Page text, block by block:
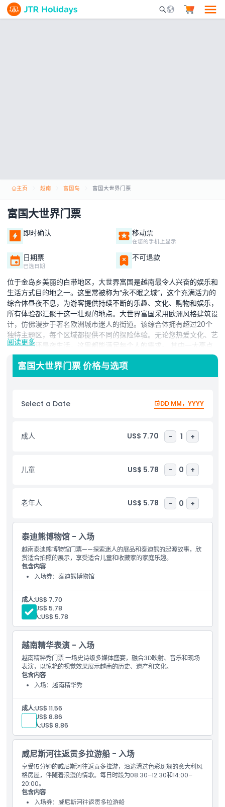
Mobile Search
主页 越南 富国岛 富国大世界门票
富国大世界门票
即时确认 移动票
在您的手机上显示
日期票
已选日期
不可退款
位于金岛乡美丽的白带地区，大世界富国是越南最令人兴奋的娱乐和
生活方式目的地之一。这里常被称为“永不眠之城”，这个充满活力的
综合体昼夜不息，为游客提供持续不断的乐趣、文化、购物和娱乐，
所有体验都汇聚于这一壮观的地点。大世界富国采用欧洲风格建筑设
计，仿佛漫步于著名欧洲城市迷人的街道。该综合体拥有超过20个
独特主题区，每个区域都提供不同的探险体验。无论您热爱文化、艺
术、购物还是夜生活，这里都能满足每个人的需求。 其中一大亮点
是越南首个泰迪熊博物馆，适合各年龄层游客享受富有创意的展览和
寓教于乐的故事讲述。艺术爱好者可以探索竹传奇，这是一个充满令
人印象深刻竹艺装置的区域，突显越南工艺之美。想要更深刻的文化
乐、舞蹈和视觉效果展现了国家的历史、传统和文化遗产。 当太阳
落山时，大世界富国化身为热闹的夜生活中心。游客可以欣赏豪华的
美食和夜生活的完美结合，大世界富国是所有前往富国岛游客必访的
目的地。
亮点
儿童成人政策
营业时间
需要了解的事项
位置
取消政策
阅读更多
富国大世界门票 价格与选项
Select a Date DD MM，YYYY
成人 US$ 7.70 - 1 +
儿童 US$ 5.78 - 0 +
老年人 US$ 5.78 - 0 +
泰迪熊博物馆 - 入场
越南泰迪熊博物馆门票——探索迷人的展品和泰迪熊的起源故事，欣
赏适合拍照的展示，享受适合儿童和收藏家的家庭乐趣。
包含内容
入场券：泰迪熊博物馆
成人:US$ 7.70
儿童: US$ 5.78
老年人:US$ 5.78
越南精华表演 - 入场
越南精粹秀门票 一场史诗级多媒体盛宴，融合3D映射、音乐和现场
表演，以惊艳的视觉效果展示越南的历史、遗产和文化。
包含内容
入场：越南精华秀
成人:US$ 11.56
儿童: US$ 8.86
老年人:US$ 8.86
威尼斯河往返贡多拉游船 - 入场
享受15分钟的威尼斯河往返贡多拉游，沿途滑过色彩斑斓的意大利风
格房屋，伴随着浪漫的情歌。每日时段为08:30–12:30和14:00–
20:00。
包含内容
入场券：威尼斯河往返贡多拉游船